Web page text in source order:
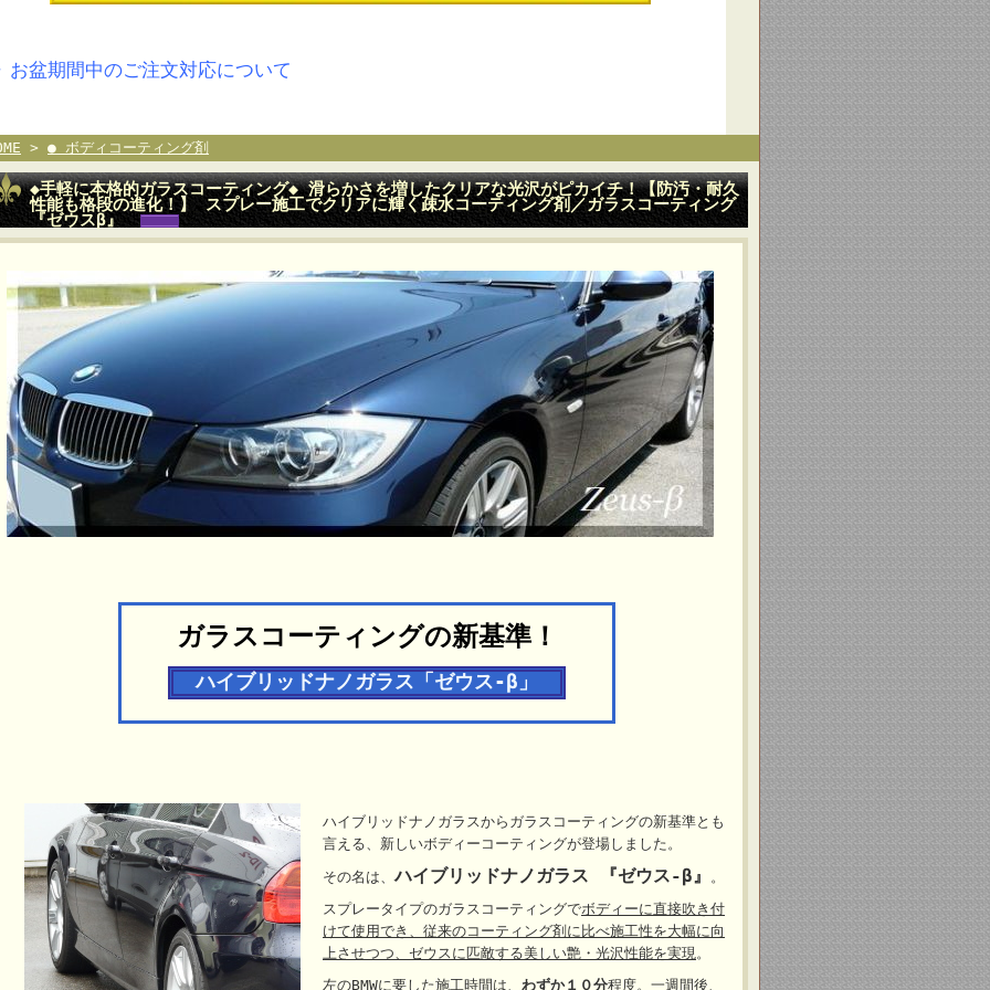
盆期間中のご注文対応について
> ● ボディコーティング剤
◆手軽に本格的ガラスコーティング◆ 滑らかさを増したクリアな光沢がピカイチ！【防汚・耐久
性能も格段の進化！】 スプレー施工でクリアに輝く疎水コーティング剤／ガラスコーティング
『ゼウスβ』
ガラスコーティングの新基準！
ハイブリッドナノガラス「ゼウス-β」
ハイブリッドナノガラスからガラスコーティングの新基準とも
言える、新しいボディーコーティングが登場しました。
その名は、ハイブリッドナノガラス 『ゼウス-β』
。
スプレータイプのガラスコーティングでボディーに直接吹き付
けて使用でき、従来のコーティング剤に比べ施工性を大幅に向
上させつつ、ゼウスに匹敵する美しい艶・光沢性能を実現。
左のBMWに要した施工時間は、 わずか１０分程度。一週間後、